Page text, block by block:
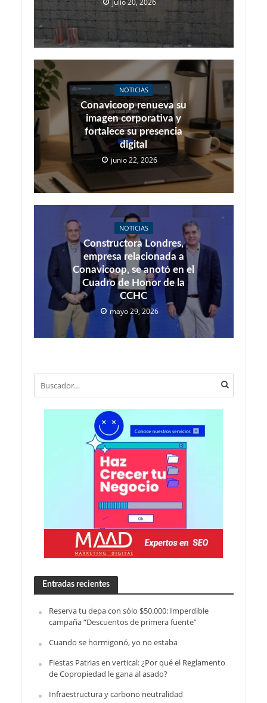
julio 20, 2026
NOTICIAS
Conavicoop renueva su
imagen corporativa y
fortalece su presencia
digital
junio 22, 2026
NOTICIAS
Constructora Londres,
empresa relacionada a
Conavicoop, se anotó en el
Cuadro de Honor de la
CCHC
mayo 29, 2026
Entradas recientes
Reserva tu depa con sólo $50.000: Imperdible
campaña “Descuentos de primera fuente”
Cuando se hormigonó, yo no estaba
Fiestas Patrias en vertical: ¿Por qué el Reglamento
de Copropiedad le gana al asado?
Infraestructura y carbono neutralidad